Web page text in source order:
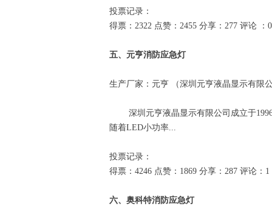
投票记录：
得票：2322 点赞：2455 分享：277 评论 ：
五、元亨消防应急灯
生产厂家：元亨 （深圳元亨液晶显示有限
深圳元亨液晶显示有限公司成立于1996
随着LED小功率...
投票记录：
得票：4246 点赞：1869 分享：287 评论：1
六、奥科特消防应急灯